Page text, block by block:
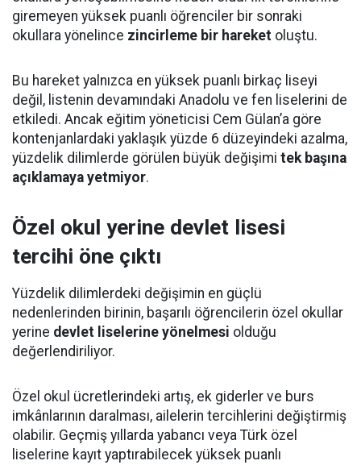
giremeyen yüksek puanlı öğrenciler bir sonraki
okullara yönelince zincirleme bir hareket oluştu.
Bu hareket yalnızca en yüksek puanlı birkaç liseyi
değil, listenin devamındaki Anadolu ve fen liselerini de
etkiledi. Ancak eğitim yöneticisi Cem Gülan’a göre
kontenjanlardaki yaklaşık yüzde 6 düzeyindeki azalma,
yüzdelik dilimlerde görülen büyük değişimi tek başına
açıklamaya yetmiyor.
Özel okul yerine devlet lisesi
tercihi öne çıktı
Yüzdelik dilimlerdeki değişimin en güçlü
nedenlerinden birinin, başarılı öğrencilerin özel okullar
yerine devlet liselerine yönelmesi olduğu
değerlendiriliyor.
Özel okul ücretlerindeki artış, ek giderler ve burs
imkânlarının daralması, ailelerin tercihlerini değiştirmiş
olabilir. Geçmiş yıllarda yabancı veya Türk özel
liselerine kayıt yaptırabilecek yüksek puanlı